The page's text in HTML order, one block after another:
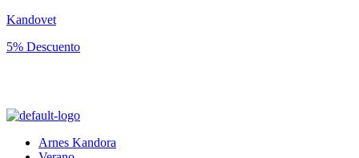
Kandovet
5% Descuento
Arnes Kandora